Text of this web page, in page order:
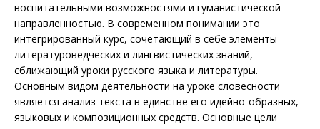
воспитательными возможностями и гуманистической
направленностью. В современном понимании это
интегрированный курс, сочетающий в себе элементы
литературоведческих и лингвистических знаний,
сближающий уроки русского языка и литературы.
Основным видом деятельности на уроке словесности
является анализ текста в единстве его идейно-образных,
языковых и композиционных средств. Основные цели